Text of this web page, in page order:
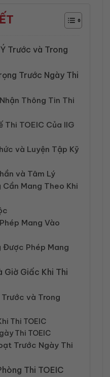
Trước và Trong
Trước Ngày Thi
Thông Tin Thi
Thi TOEIC Của IIG
và Luyện Tập Kỹ
và Tâm Lý
Cần Mang Theo Khi
Mang Vào
Được Phép Mang
Giờ Giấc Khi Thi
và Trong
Thi TOEIC
Thi TOEIC
Trước Ngày Thi
Thi TOEIC